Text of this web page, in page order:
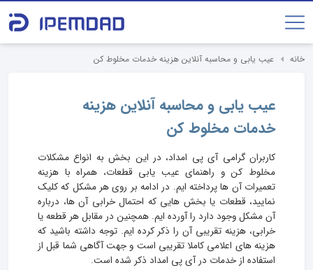
خانه عیب یابی و محاسبه آنلاین هزینه خدمات مخلوط کن
عیب یابی و محاسبه آنلاین هزینه
خدمات مخلوط کن
کاربران گرامی آی پی امداد، در این بخش به انواع مشکلات
مخلوط کن و راهنمای عیب یابی قطعات، همراه با هزینه
تعمیرات آن ها پرداخته ایم. در ادامه بر روی هر مشکل که کلیک
نمایید، قطعات یا بخش هایی که احتمال خرابی آن ها، درباره
آن مشکل وجود دارد را آورده ایم. همچنین در مقابل هر قطعه یا
خرابی، هزینه تقریبی آن را ذکر کرده ایم. توجه داشته باشید که
هزینه های اعلامی کاملا تقریبی است و جهت آگاهی شما قبل از
استفاده از خدمات در آی پی امداد ذکر شده است.